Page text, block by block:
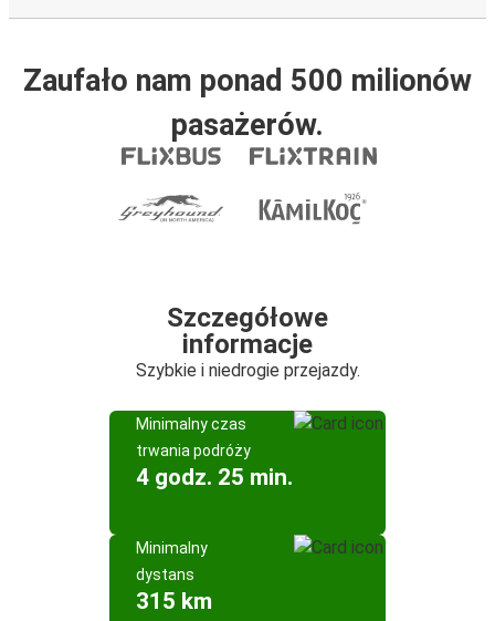
Zaufało nam ponad 500 milionów
pasażerów.
Szczegółowe
informacje
Szybkie i niedrogie przejazdy.
Minimalny czas
trwania podróży
4 godz. 25 min.
Minimalny
dystans
315 km